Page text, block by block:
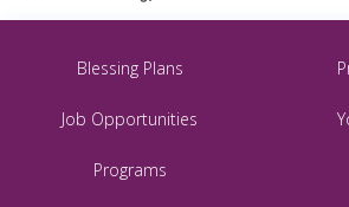
Blessing Plans
Job Opportunities
Programs